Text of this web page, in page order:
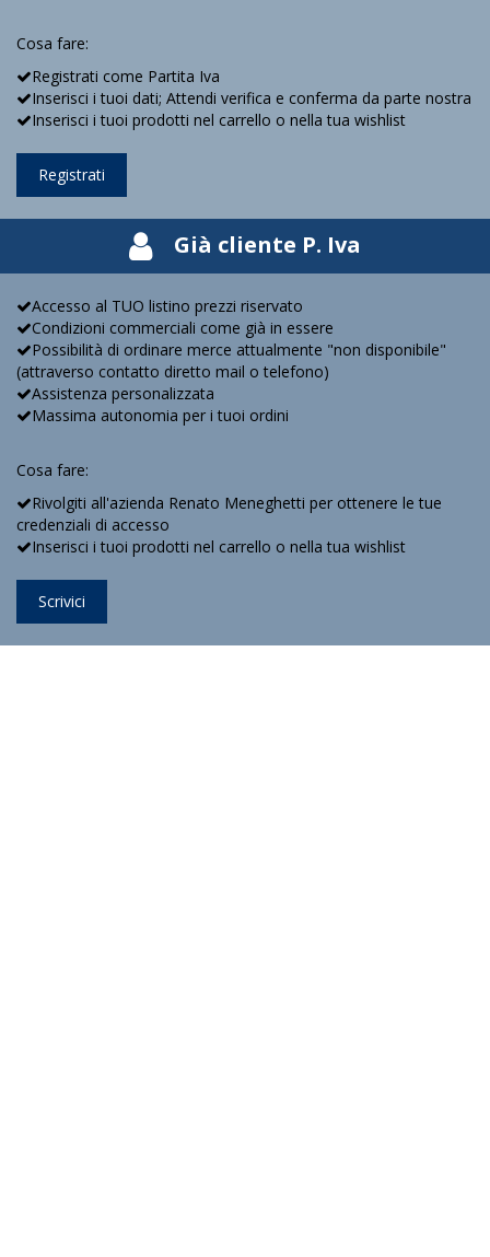
Cosa fare:
Registrati come Partita Iva
Inserisci i tuoi dati; Attendi verifica e conferma da parte nostra
Inserisci i tuoi prodotti nel carrello o nella tua wishlist
Registrati
Già cliente P. Iva
Accesso al TUO listino prezzi riservato
Condizioni commerciali come già in essere
Possibilità di ordinare merce attualmente "non disponibile"
(attraverso contatto diretto mail o telefono)
Assistenza personalizzata
Massima autonomia per i tuoi ordini
Cosa fare:
Rivolgiti all'azienda Renato Meneghetti per ottenere le tue
credenziali di accesso
Inserisci i tuoi prodotti nel carrello o nella tua wishlist
Scrivici